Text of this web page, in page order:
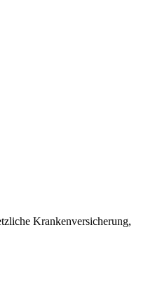
Krankenversicherung,